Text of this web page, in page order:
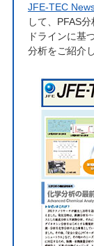
JFE-TEC
して、PFAS
ドラインに基
分析をご紹介